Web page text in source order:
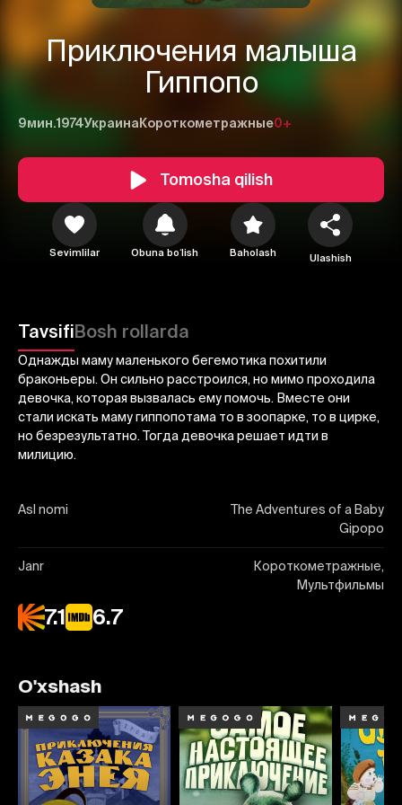
Приключения малыша
Гиппопо
9мин.1974Украина Короткометражные0+
Tomosha qilish
Sevimlilar Obuna boʻlish Baholash Ulashish
TavsifiBosh rollarda
Однажды маму маленького бегемотика похитили
браконьеры. Он сильно расстроился, но мимо проходила
девочка, которая вызвалась ему помочь. Вместе они
стали искать маму гиппопотама то в зоопарке, то в цирке,
но безрезультатно. Тогда девочка решает идти в
милицию.
Asl nomi
The Adventures of a Baby
Gipopo
Janr
Короткометражные,
Мультфильмы
7.1 6.7
1 2
Yuborish
O'xshash